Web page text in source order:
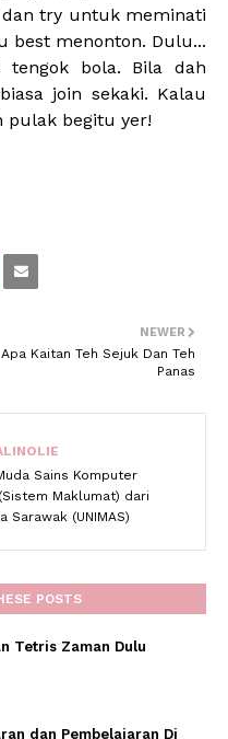
try untuk meminati
best menonton. Dulu...
tengok bola. Bila dah
join sekaki. Kalau
pulak begitu yer!
NEWER
Apa Kaitan Teh Sejuk Dan Teh
Panas
Sains Komputer
Maklumat) dari
Sarawak (UNIMAS)
POSTS
Tetris Zaman Dulu
dan Pembelajaran Di